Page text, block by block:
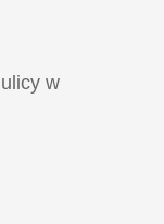
ulicyw